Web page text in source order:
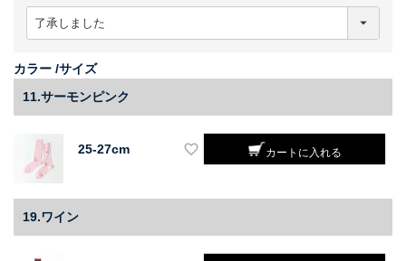
カラー サイズ
11.サーモンピンク
25-27cm カートに入れる
19.ワイン